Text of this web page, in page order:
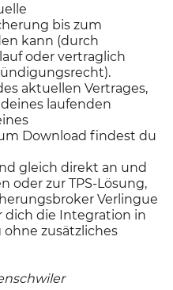
bis zum
kann (durch
oder vertraglich
aktuellen Vertrages,
laufenden
Download findest du
gleich direkt an und
oder zur TPS-Lösung,
Verlingue
dich die Integration in
ohne zusätzliches